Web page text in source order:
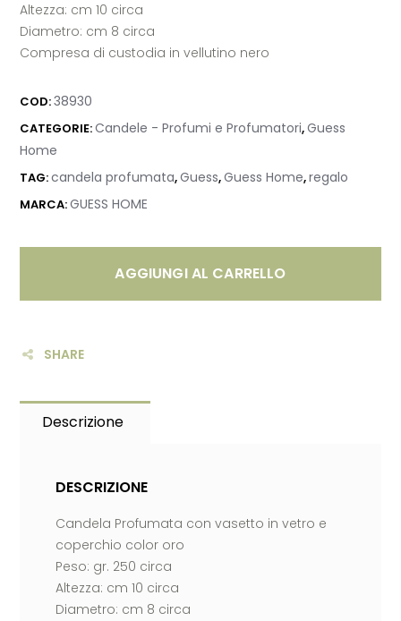
Altezza: cm 10 circa
Diametro: cm 8 circa
Compresa di custodia in vellutino nero
COD:38930
CATEGORIE:Candele - Profumi e Profumatori,Guess
Home
TAG:candela profumata,Guess,Guess Home,regalo
MARCA:GUESS HOME
AGGIUNGI AL CARRELLO
SHARE
Descrizione
DESCRIZIONE
Candela Profumata con vasetto in vetro e
coperchio color oro
Peso: gr. 250 circa
Altezza: cm 10 circa
Diametro: cm 8 circa